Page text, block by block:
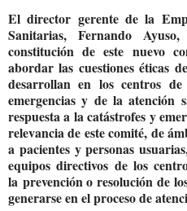
El director gerente de la
Sanitarias, Fernando
constitución de este nuevo
abordar las cuestiones éticas
desarrollan en los centros
emergencias y de la atención
respuesta a la catástrofes y
relevancia de este comité, de
a pacientes y personas
equipos directivos de los
la prevención o resolución de
generarse en el proceso de